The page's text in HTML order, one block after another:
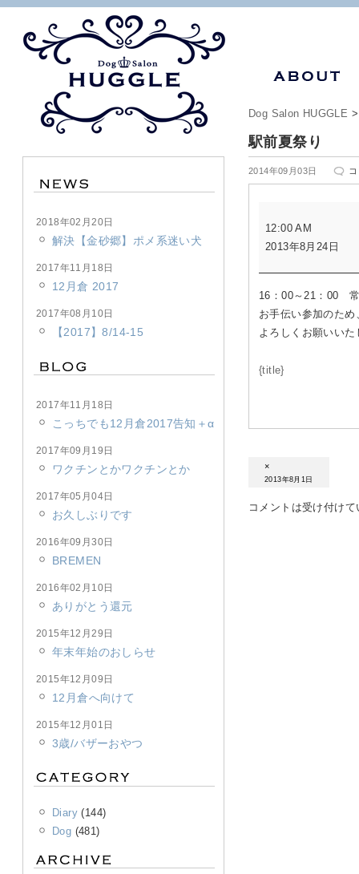
Dog Salon HUGGLE
駅前夏祭り
2014年09月03日
駅
前
前
夏
12:00 AM
2013年8月24日
16：00～21：00
お手伝い参加のた
よろしくお願いいた
{title}
×
2013年8月1日
コメントは受け付け
2018年02月20日
解決【金砂郷】ポメ系迷い犬
2017年11月18日
12月倉 2017
2017年08月10日
【2017】8/14-15
2017年11月18日
こっちでも12月倉2017告知＋α
2017年09月19日
ワクチンとかワクチンとか
2017年05月04日
お久しぶりです
2016年09月30日
BREMEN
2016年02月10日
ありがとう還元
2015年12月29日
年末年始のおしらせ
2015年12月09日
12月倉へ向けて
2015年12月01日
3歳/バザーおやつ
Diary(144)
Dog (481)